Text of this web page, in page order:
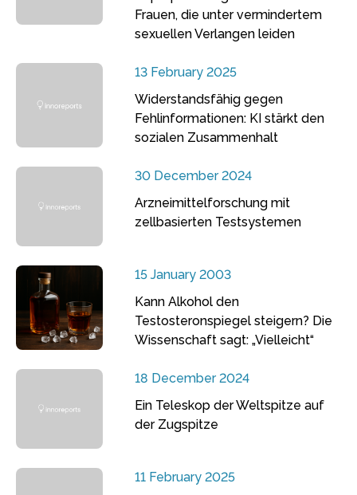
Frauen, die unter vermindertem
sexuellen Verlangen leiden
13 February 2025
Widerstandsfähig gegen
Fehlinformationen: KI stärkt den
sozialen Zusammenhalt
30 December 2024
Arzneimittelforschung mit
zellbasierten Testsystemen
15 January 2003
Kann Alkohol den
Testosteronspiegel steigern? Die
Wissenschaft sagt: „Vielleicht“
18 December 2024
Ein Teleskop der Weltspitze auf
der Zugspitze
11 February 2025